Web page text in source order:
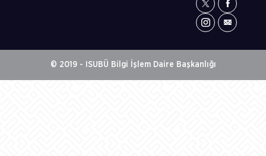
© 2019 - ISUBÜ Bilgi İşlem Daire Başkanlığı